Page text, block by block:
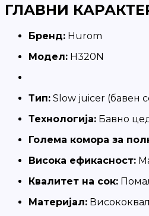
ГЛАВНИ
Бренд: Hurom
Модел: H320N
Тип: Slow juicer (бавен
Технологија: Бавно
Голема комора за
Висока ефикасност:
Квалитет на сок:
Материјал: